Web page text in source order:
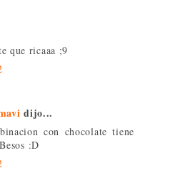
que ricaaa ;9
dijo...
con chocolate tiene
:D